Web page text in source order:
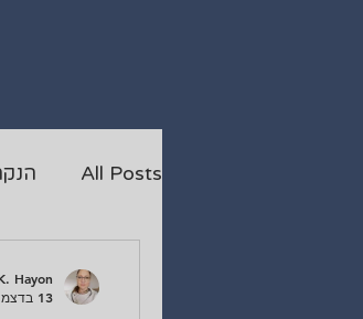
All Posts
Hayon
13 בדצמ׳ 2025